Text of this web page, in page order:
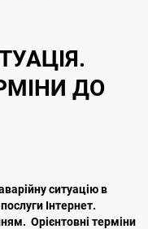
ДО
ситуацію в
Інтернет.
Орієнтовні терміни